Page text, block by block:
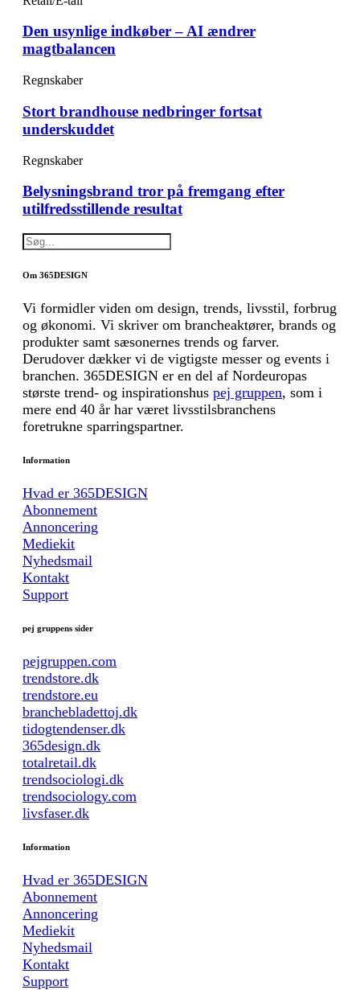
Den usynlige indkøber – AI ændrer
magtbalancen
Regnskaber
Stort brandhouse nedbringer fortsat
underskuddet
Regnskaber
Belysningsbrand tror på fremgang efter
utilfredsstillende resultat
Om 365DESIGN
Vi formidler viden om design, trends, livsstil, forbrug
og økonomi. Vi skriver om brancheaktører, brands og
produkter samt sæsonernes trends og farver.
Derudover dækker vi de vigtigste messer og events i
branchen. 365DESIGN er en del af Nordeuropas
største trend- og inspirationshus pej gruppen, som i
mere end 40 år har været livsstilsbranchens
foretrukne sparringspartner.
Information
Hvad er 365DESIGN
Abonnement
Annoncering
Mediekit
Nyhedsmail
Kontakt
Support
pej gruppens sider
pejgruppen.com
trendstore.dk
trendstore.eu
branchebladettoj.dk
tidogtendenser.dk
365design.dk
totalretail.dk
trendsociologi.dk
trendsociology.com
livsfaser.dk
Information
Hvad er 365DESIGN
Abonnement
Annoncering
Mediekit
Nyhedsmail
Kontakt
Support